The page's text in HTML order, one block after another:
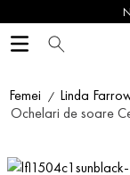
Femei Linda
Ochelari de soare